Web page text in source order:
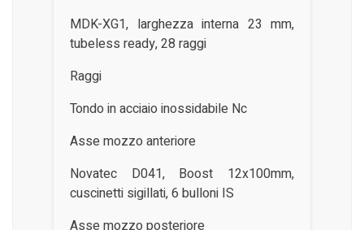
MDK-XG1, larghezza interna 23 mm,
tubeless ready, 28 raggi
Raggi
Tondo in acciaio inossidabile Nc
Asse mozzo anteriore
Novatec D041, Boost 12x100mm,
cuscinetti sigillati, 6 bulloni IS
Asse mozzo posteriore